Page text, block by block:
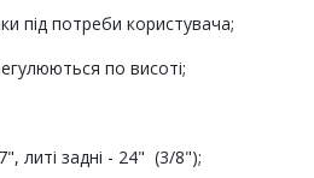
під потреби користувача;
по висоті;
литі задні - 24" (3/8");